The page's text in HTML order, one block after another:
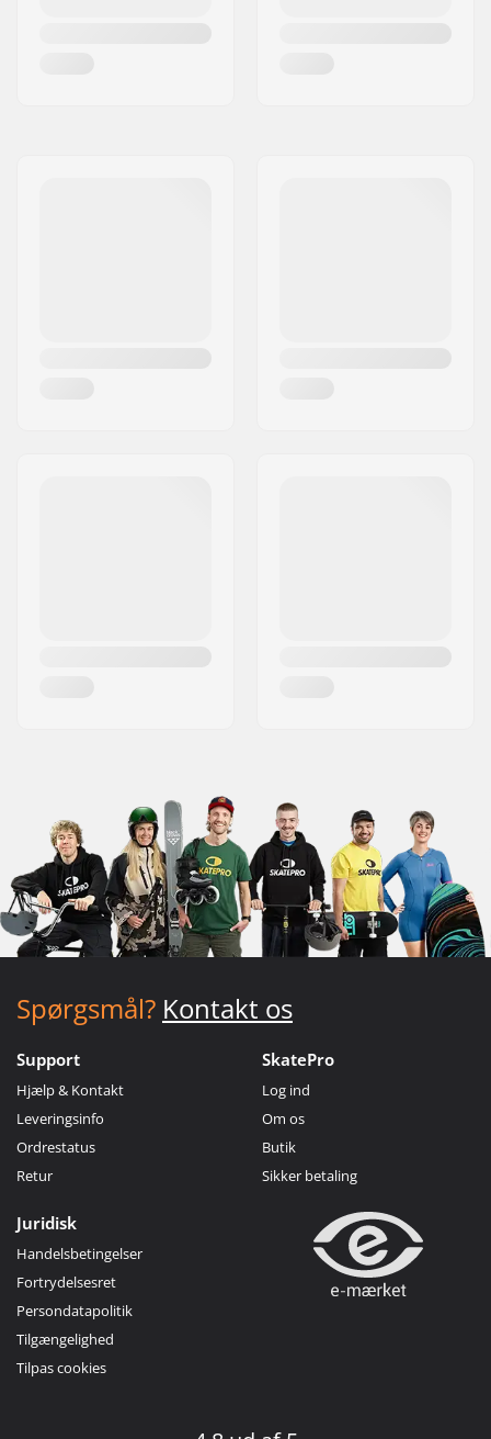
Spørgsmål? Kontakt os
Support
Hjælp & Kontakt
Leveringsinfo
Ordrestatus
Retur
SkatePro
Log ind
Om os
Butik
Sikker betaling
Juridisk
Handelsbetingelser
Fortrydelsesret
Persondatapolitik
Tilgængelighed
Tilpas cookies